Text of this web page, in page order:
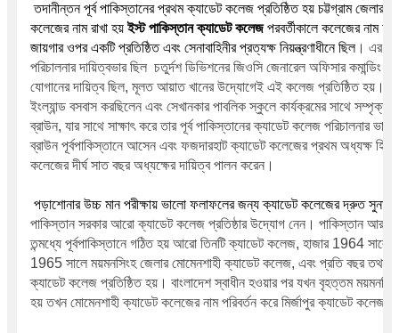
তদানীন্তন পূর্ব পাকিস্তানের প্রথম ক্যাডেট কলেজ প্রতিষ্ঠিত হয় চট্টগ্রাম জেলার
কলেজের নাম রাখা হয় ইস্ট পাকিস্তান ক্যাডেট কলেজ পরবর্তীকালে কলেজের নাম হয়
জায়গার ওপর একটি প্রতিষ্ঠিত এবং সেনাবাহিনীর প্রত্যক্ষ নিয়ন্ত্রণাধীনে ছিল। এর
পরিচালনার দায়িত্বভার ছিল  চতুর্দশ ডিভিশনের জিওসি জেনারেল অফিসার কমান্ডিং
যোগানের দায়িত্ব ছিল, মূলত আয়াত খানের উদ্যোগেই এই কলেজ প্রতিষ্ঠিত হয়।
ইংল্যান্ড বসবাস করছিলেন এবং সেখানকার পাবলিক স্কুলে কার্যক্রমের সাথে সম্পৃক্ত
ব্রাউন, যার সাথে সাক্ষাৎ করে তার পূর্ব পাকিস্তানের ক্যাডেট কলেজ পরিচালনার
ব্রাউন পূর্বপাকিস্তানে আসেন এবং ফজদারহাট ক্যাডেট কলেজের প্রথম অধ্যক্ষ
কলেজের দীর্ঘ সাত বছর অধ্যক্ষের দায়িত্ব পালন করেন।
পড়াশোনার উচ্চ মান পরীক্ষায় ভালো ফলাফলের জন্য ক্যাডেট কলেজের দ্রুত সুনাম
পাকিস্তান সরকার আরো ক্যাডেট কলেজ প্রতিষ্ঠার উদ্যোগ নেন। পাকিস্তান আরও
তন্মধ্যে পূর্বপাকিস্তানে গঠিত হয় আরো তিনটি ক্যাডেট কলেজ, হাজার 1964 সালে
1965 সালে ময়মনসিংহ জেলার মোমেনশাহী ক্যাডেট কলেজ, এবং প্রতি বছর তথা
ক্যাডেট কলেজ প্রতিষ্ঠিত হয়। বাংলাদেশ স্বাধীন হওয়ার পর যখন বৃহত্তম
হয় তখন মোমেনশাহী ক্যাডেট কলেজের নাম পরিবর্তন করে মির্জাপুর ক্যাডেট কলেজ